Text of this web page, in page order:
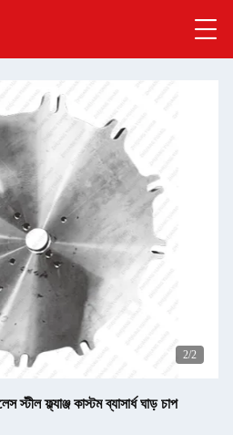
2/2
স্টীল ফ্ল্যাঞ্জ কাস্টম ব্যাসার্ধ ঘাড় চাপ